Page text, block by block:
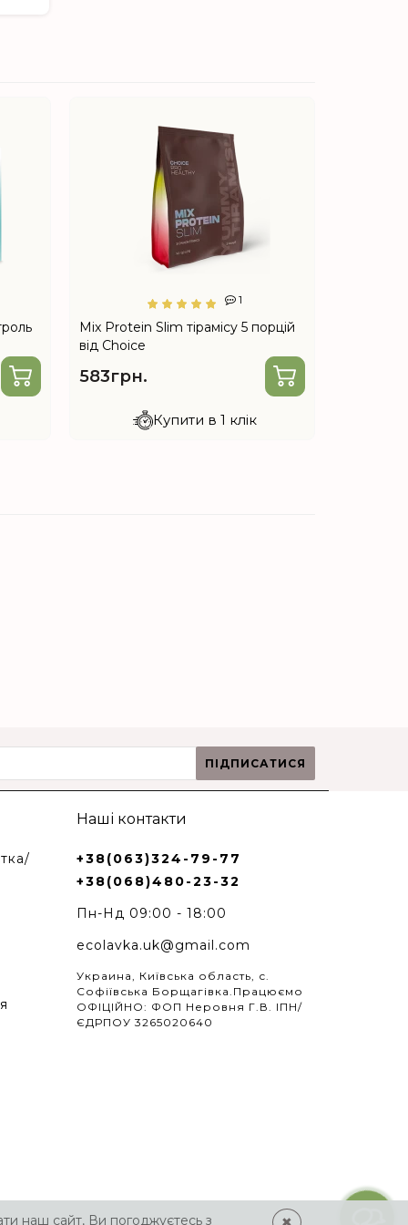
1
Mix Protein Slim тірамісу 5 порцій
від Choice
583грн.
Купити в 1 клік
ПІДПИСАТИСЯ
Наші контакти
+38(063)324-79-77
+38(068)480-23-32
Пн-Нд 09:00 - 18:00
ecolavka.uk@gmail.com
Украина, Київська область, с.
Софіївська Борщагівка.Працюємо
ОФІЦІЙНО: ФОП Неровня Г.В. ІПН/
ЄДРПОУ 3265020640
наш сайт, Ви погоджуєтесь з